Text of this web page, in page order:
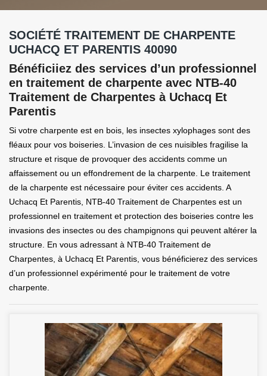
SOCIÉTÉ TRAITEMENT DE CHARPENTE
UCHACQ ET PARENTIS 40090
Bénéficiiez des services d’un professionnel
en traitement de charpente avec NTB-40
Traitement de Charpentes à Uchacq Et
Parentis
Si votre charpente est en bois, les insectes xylophages sont des
fléaux pour vos boiseries. L’invasion de ces nuisibles fragilise la
structure et risque de provoquer des accidents comme un
affaissement ou un effondrement de la charpente. Le traitement
de la charpente est nécessaire pour éviter ces accidents. A
Uchacq Et Parentis, NTB-40 Traitement de Charpentes est un
professionnel en traitement et protection des boiseries contre les
invasions des insectes ou des champignons qui peuvent altérer la
structure. En vous adressant à NTB-40 Traitement de
Charpentes, à Uchacq Et Parentis, vous bénéficierez des services
d’un professionnel expérimenté pour le traitement de votre
charpente.